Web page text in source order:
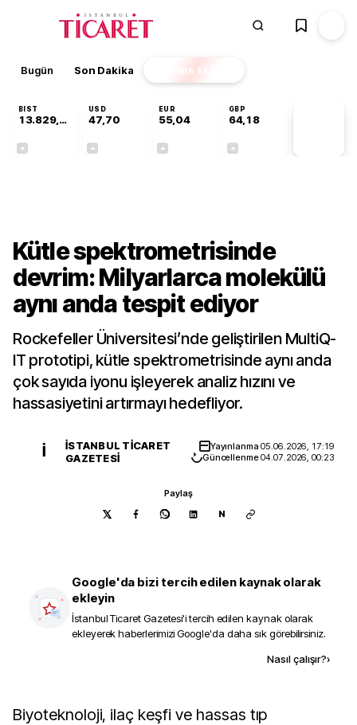
Bugün Son Dakika Finans EKSTRA
BIST
13.829,08
USD
47,70
EUR
55,04
GBP
64,18
Kütle spektrometrisinde
devrim: Milyarlarca molekülü
aynı anda tespit ediyor
Rockefeller Üniversitesi’nde geliştirilen MultiQ-
IT prototipi, kütle spektrometrisinde aynı anda
çok sayıda iyonu işleyerek analiz hızını ve
hassasiyetini artırmayı hedefliyor.
İ
İSTANBUL TICARET
GAZETESI
Yayınlanma05.06.2026, 17:19
Güncellenme04.07.2026, 00:23
Paylaş
N
Google'da bizi tercih edilen kaynak olarak
ekleyin
İstanbul Ticaret Gazetesi'i tercih edilen kaynak olarak
ekleyerek haberlerimizi Google'da daha sık görebilirsiniz.
Nasıl çalışır?›
Biyoteknoloji, ilaç keşfi ve hassas tıp